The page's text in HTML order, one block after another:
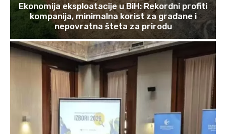
Ekonomija eksploatacije u BiH: Rekordni profiti
kompanija, minimalna korist za građane i
nepovratna šteta za prirodu